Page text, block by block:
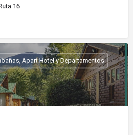
16
Apart Hotel y Departamentos